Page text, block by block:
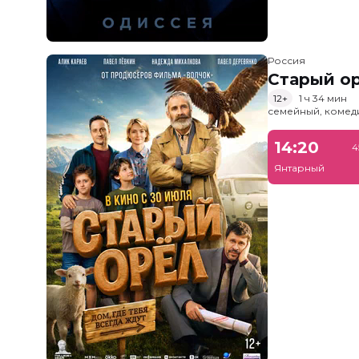
Россия
Старый
12+
1 ч 34 мин
семейный,
14:20
Янтарный